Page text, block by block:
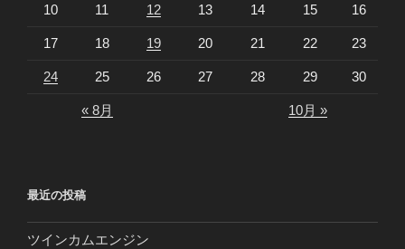
10 11 12 13 14 15 16
17 18 19 20 21 22 23
24 25 26 27 28 29 30
« 8月 10月 »
最近の投稿
ツインカムエンジン